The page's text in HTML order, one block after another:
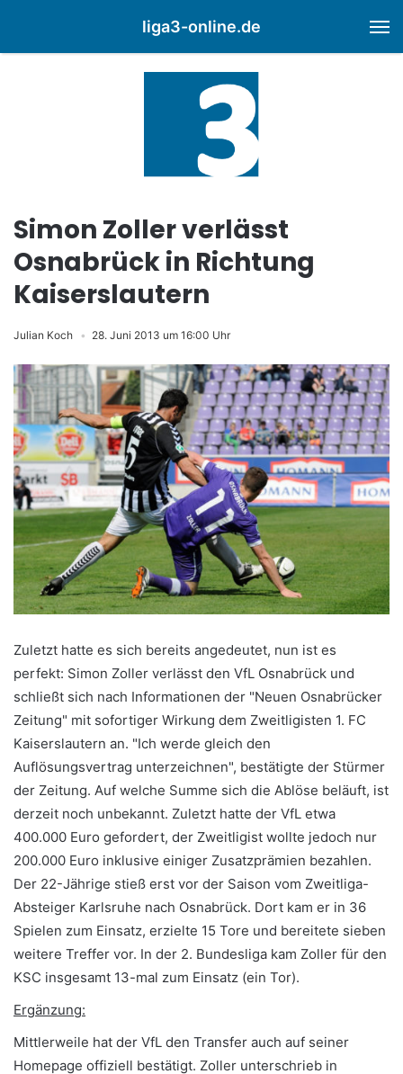
liga3-online.de
Simon Zoller verlässt
Osnabrück in Richtung
Kaiserslautern
Julian Koch 28. Juni 2013 um 16:00 Uhr
Zuletzt hatte es sich bereits angedeutet, nun ist es
perfekt: Simon Zoller verlässt den VfL Osnabrück und
schließt sich nach Informationen der "Neuen Osnabrücker
Zeitung" mit sofortiger Wirkung dem Zweitligisten 1. FC
Kaiserslautern an. "Ich werde gleich den
Auflösungsvertrag unterzeichnen", bestätigte der Stürmer
der Zeitung. Auf welche Summe sich die Ablöse beläuft, ist
derzeit noch unbekannt. Zuletzt hatte der VfL etwa
400.000 Euro gefordert, der Zweitligist wollte jedoch nur
200.000 Euro inklusive einiger Zusatzprämien bezahlen.
Der 22-Jährige stieß erst vor der Saison vom Zweitliga-
Absteiger Karlsruhe nach Osnabrück. Dort kam er in 36
Spielen zum Einsatz, erzielte 15 Tore und bereitete sieben
weitere Treffer vor. In der 2. Bundesliga kam Zoller für den
KSC insgesamt 13-mal zum Einsatz (ein Tor).
Ergänzung:
Mittlerweile hat der VfL den Transfer auch auf seiner
Homepage offiziell bestätigt. Zoller unterschrieb in